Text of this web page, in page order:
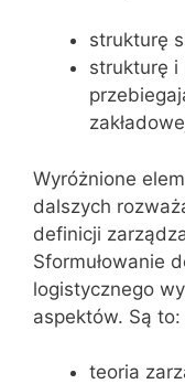
strukturę
strukturę i
Wyróżnione
dalszych
definicji
Sformułowanie
logistycznego
aspektów. Są to:
teoria